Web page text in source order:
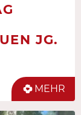
JG.
MEHR